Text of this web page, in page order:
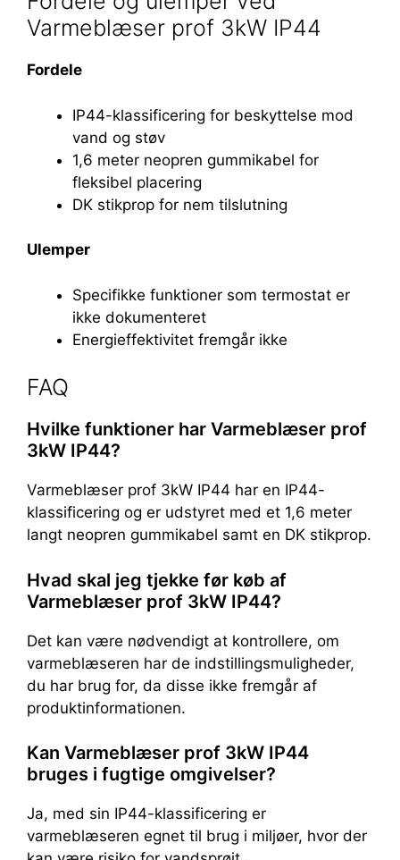
Varmeblæser prof 3kW IP44
Fordele
IP44-klassificering for beskyttelse mod
vand og støv
1,6 meter neopren gummikabel for
fleksibel placering
DK stikprop for nem tilslutning
Ulemper
Specifikke funktioner som termostat er
ikke dokumenteret
Energieffektivitet fremgår ikke
FAQ
Hvilke funktioner har Varmeblæser prof
3kW IP44?
Varmeblæser prof 3kW IP44 har en IP44-
klassificering og er udstyret med et 1,6 meter
langt neopren gummikabel samt en DK stikprop.
Hvad skal jeg tjekke før køb af
Varmeblæser prof 3kW IP44?
Det kan være nødvendigt at kontrollere, om
varmeblæseren har de indstillingsmuligheder,
du har brug for, da disse ikke fremgår af
produktinformationen.
Kan Varmeblæser prof 3kW IP44
bruges i fugtige omgivelser?
Ja, med sin IP44-klassificering er
varmeblæseren egnet til brug i miljøer, hvor der